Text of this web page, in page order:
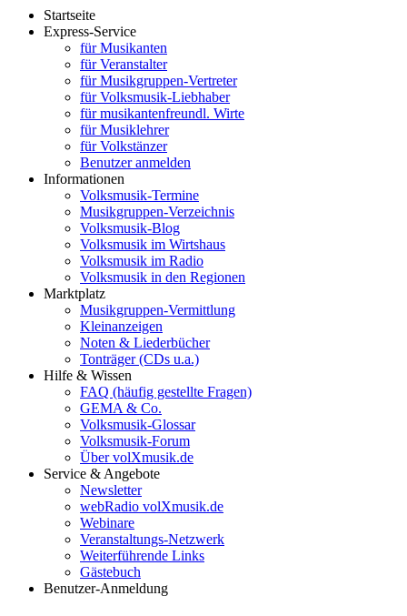
Startseite
Express-Service
für Musikanten
für Veranstalter
für Musikgruppen-Vertreter
für Volksmusik-Liebhaber
für musikantenfreundl. Wirte
für Musiklehrer
für Volkstänzer
Benutzer anmelden
Informationen
Volksmusik-Termine
Musikgruppen-Verzeichnis
Volksmusik-Blog
Volksmusik im Wirtshaus
Volksmusik im Radio
Volksmusik in den Regionen
Marktplatz
Musikgruppen-Vermittlung
Kleinanzeigen
Noten & Liederbücher
Tonträger (CDs u.a.)
Hilfe & Wissen
FAQ (häufig gestellte Fragen)
GEMA & Co.
Volksmusik-Glossar
Volksmusik-Forum
Über volXmusik.de
Service & Angebote
Newsletter
webRadio volXmusik.de
Webinare
Veranstaltungs-Netzwerk
Weiterführende Links
Gästebuch
Benutzer-Anmeldung